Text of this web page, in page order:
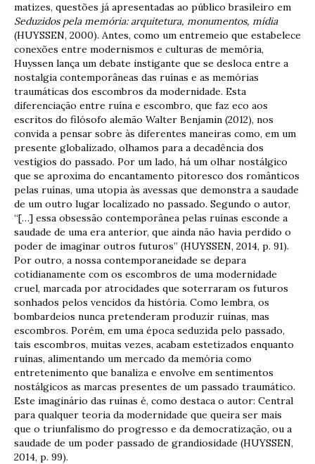
matizes, questões já apresentadas ao público brasileiro em
Seduzidos pela memória: arquitetura, monumentos, mídia
(HUYSSEN, 2000). Antes, como um entremeio que estabelece
conexões entre modernismos e culturas de memória,
Huyssen lança um debate instigante que se desloca entre a
nostalgia contemporâneas das ruínas e as memórias
traumáticas dos escombros da modernidade. Esta
diferenciação entre ruína e escombro, que faz eco aos
escritos do filósofo alemão Walter Benjamin (2012), nos
convida a pensar sobre às diferentes maneiras como, em um
presente globalizado, olhamos para a decadência dos
vestígios do passado. Por um lado, há um olhar nostálgico
que se aproxima do encantamento pitoresco dos românticos
pelas ruínas, uma utopia às avessas que demonstra a saudade
de um outro lugar localizado no passado. Segundo o autor,
“[…] essa obsessão contemporânea pelas ruínas esconde a
saudade de uma era anterior, que ainda não havia perdido o
poder de imaginar outros futuros” (HUYSSEN, 2014, p. 91).
Por outro, a nossa contemporaneidade se depara
cotidianamente com os escombros de uma modernidade
cruel, marcada por atrocidades que soterraram os futuros
sonhados pelos vencidos da história. Como lembra, os
bombardeios nunca pretenderam produzir ruínas, mas
escombros. Porém, em uma época seduzida pelo passado,
tais escombros, muitas vezes, acabam estetizados enquanto
ruínas, alimentando um mercado da memória como
entretenimento que banaliza e envolve em sentimentos
nostálgicos as marcas presentes de um passado traumático.
Este imaginário das ruínas é, como destaca o autor: Central
para qualquer teoria da modernidade que queira ser mais
que o triunfalismo do progresso e da democratização, ou a
saudade de um poder passado de grandiosidade (HUYSSEN,
2014, p. 99).